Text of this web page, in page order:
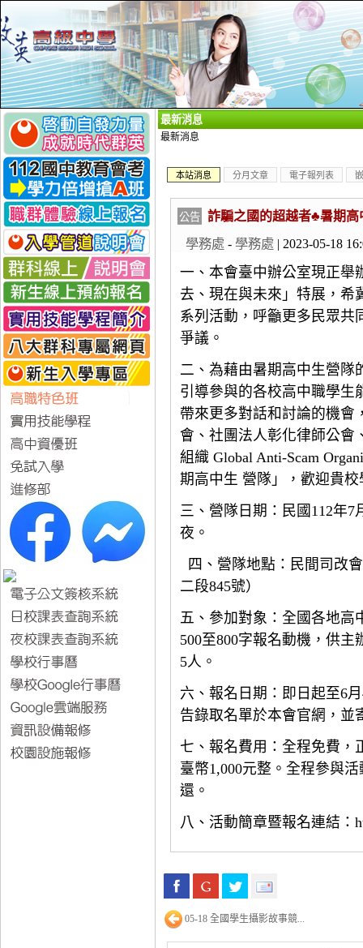
最新消息
最新消息
本站消息 分月文章 電子報列表
公告 詐騙之國的超越者♣暑期高
學務處 - 學務處 | 2023-05-18
一、本會臺中辦公室現正舉
去、現在與未來」特展，希
系列活動，呼籲更多民眾共
爭議。
二、為藉由暑期高中生營隊
引導參與的各校高中職學生
帶來更多對話和討論的機會
會、社團法人彰化律師公會
組織 Global Anti-Scam
期高中生 營隊」，歡迎貴
三、營隊日期：民國112年
夜。
四、營隊地點：民間司改
二段845號）
五、參加對象：全國各地高
500至800字報名動機，供
5人。
六、報名日期：即日起至6
告錄取名單於本會官網，並
七、報名費用：全程免費，
臺幣1,000元整。全程參與
還。
八、活動簡章暨報名連結：
05-18 全國學生攝影故事競...